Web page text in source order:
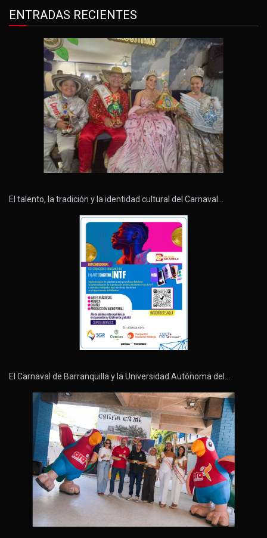
ENTRADAS RECIENTES
El talento, la tradición y la identidad cultural del Carnaval…
El Carnaval de Barranquilla y la Universidad Autónoma del…